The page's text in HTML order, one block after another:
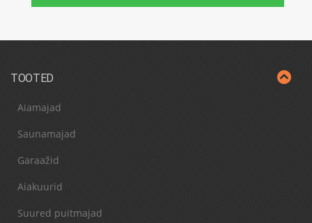
TOOTED
Aiamajad
Saunamajad
Garaažid
Aiakuurid
Suured puitmajad